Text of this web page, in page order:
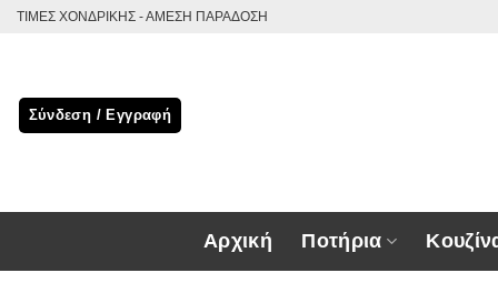
Μετάβαση
ΤΙΜΕΣ ΧΟΝΔΡΙΚΗΣ - ΑΜΕΣΗ ΠΑΡΑΔΟΣΗ
Σύνδεση / Εγγραφή
Αρχική Ποτήρια